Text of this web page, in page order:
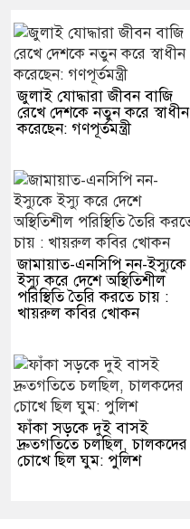
জুলাই যোদ্ধারা জীবন বাজি
রেখে দেশকে নতুন করে স্বাধীন
করেছেন: গণপূর্তমন্ত্রী
জামায়াত-এনসিপি নন-ইস্যুকে
ইস্যু করে দেশে অস্থিতিশীল
পরিস্থিতি তৈরি করতে চায় :
খায়রুল কবির খোকন
ফাঁকা সড়কে দুই বাসই
দ্রুতগতিতে চলছিল, চালকদের
চোখে ছিল ঘুম: পুলিশ